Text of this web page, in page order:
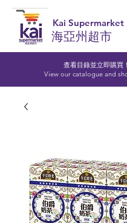
查看目錄並立即購買！​
View our catalogue and
Kai Supermarket
海亞州超市